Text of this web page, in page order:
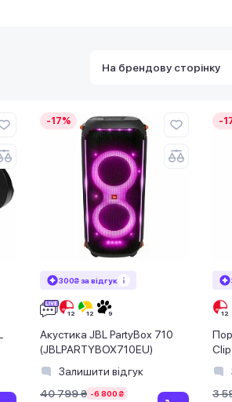
На брендову сторінку
-17%
300₴ за відгук
Акустика JBL PartyBox 710
(JBLPARTYBOX710EU)
Залишити відгук
40 799 ₴ -6 800 ₴
-
3